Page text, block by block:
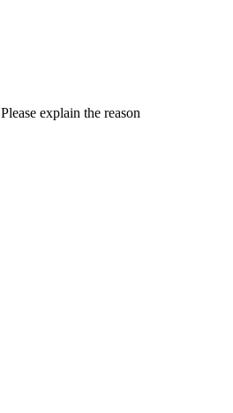
Please explain the reason